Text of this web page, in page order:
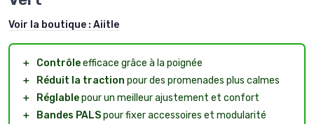
Voir la boutique : Aiitle
＋ Contrôleefficace grâce à la poignée
＋
Réduit la traction pour des promenades plus calmes
＋
Réglablepour un meilleur ajustement et confort
＋
Bandes PALSpour fixer accessoires et modularité